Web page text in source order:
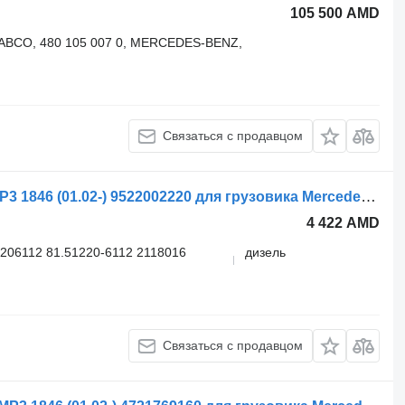
105 500 AMD
480 105 007 0, MERCEDES-BENZ,
Связаться с продавцом
Шланг Mercedes-Benz Actros MP2/MP3 1846 (01.02-) 9522002220 для грузовика Mercedes-Benz Actros, Axor MP1, MP2, MP3 (1996-2014)
4 422 AMD
81.51220-6112 2118016 дизель
Связаться с продавцом